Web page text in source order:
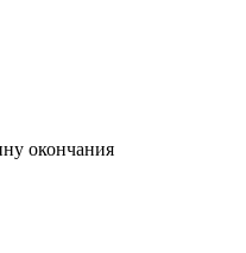
окончания